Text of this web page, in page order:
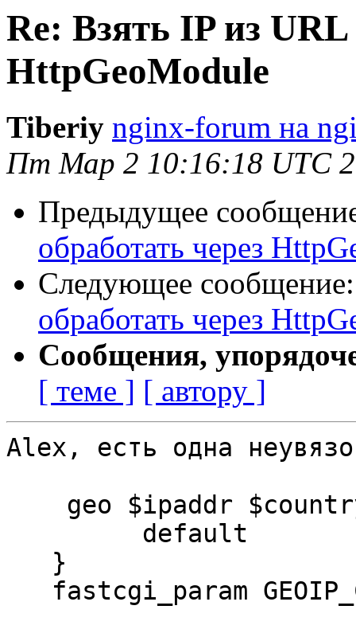
Re: Взять IP из URL
HttpGeoModule
Tiberiy nginx-forum на
Пт Мар 2 10:16:18 UTC
Предыдущее
обработать через
Следующее
обработать через
Сообщения,
[ теме ] [ автору ]
Alex, есть одна